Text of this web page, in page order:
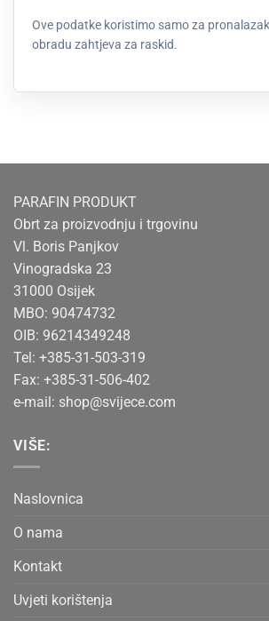
Ove podatke koristimo samo za
obradu zahtjeva za raskid.
PARAFIN PRODUKT
Obrt za proizvodnju i trgovinu
Vl. Boris Panjkov
Vinogradska 23
31000 Osijek
MBO: 90474732
OIB: 96214349248
Tel: +385-31-503-319
Fax: +385-31-506-402
e-mail: shop@svijece.com
VIŠE:
Naslovnica
O nama
Kontakt
Uvjeti korištenja